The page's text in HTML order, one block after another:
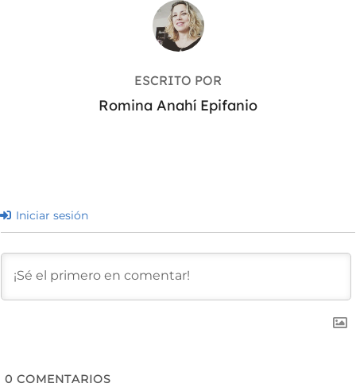
AUTOR DE LA ENTRADA
ESCRITO POR
Romina Anahí Epifanio
Iniciar sesión
0 COMENTARIOS